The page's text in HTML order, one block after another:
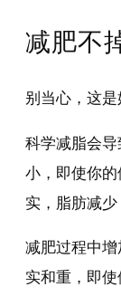
减肥不
别当心，这是
科学减脂会
小，即使你
实，脂肪减少
减肥过程中
实和重，即